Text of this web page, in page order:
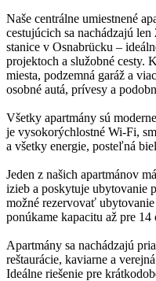
Naše centrálne umiestnené
cestujúcich sa nachádzajú
stanice v Osnabrücku –
projektoch a služobné cesty.
miesta, podzemná garáž a
osobné autá, prívesy a
Všetky apartmány sú
je vysokorýchlostné Wi-Fi,
a všetky energie, posteľná
Jeden z našich apartmánov
izieb a poskytuje ubytovanie
možné rezervovať
ponúkame kapacitu až pre
Apartmány sa nachádzajú
reštaurácie, kaviarne a
Ideálne riešenie pre